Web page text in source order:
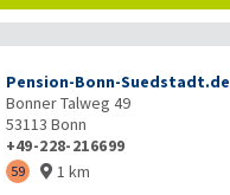
Pension-Bonn-Suedstadt.de
Bonner Talweg 49
53113 Bonn
+49-228-216699
59  1 km